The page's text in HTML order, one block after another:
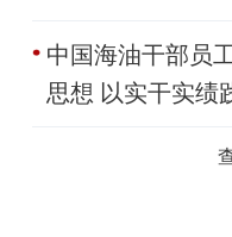
中国海油干部员
思想 以实干实绩